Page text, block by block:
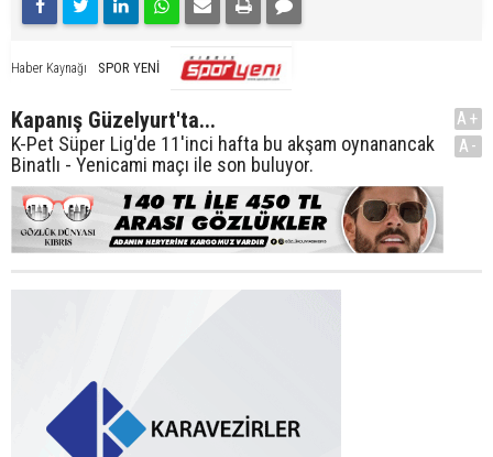
Haber Kaynağı SPOR YENİ
Kapanış Güzelyurt'ta...
K-Pet Süper Lig'de 11'inci hafta bu akşam oynanancak
Binatlı - Yenicami maçı ile son buluyor.
A+
A-